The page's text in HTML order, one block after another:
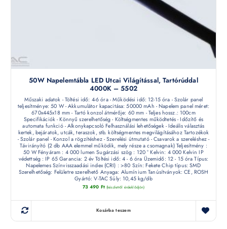
50W Napelemtábla LED Utcai Világítással, Tartórúddal
4000K – 5502
Műszaki adatok - Töltési idő: 4-6 óra - Működési idő: 12-15 óra - Szolár panel
teljesítménye: 50 W - Akkumulátor kapacitása: 50000 mAh - Napelem panel méret:
670x445x18 mm - Tartó konzol átmérője: 60 mm - Teljes hossz.: 100cm
Specifikációk - Könnyű szerelhetőség - Költségmentes működtetés - Időzítő és
automata funkció - Alkonykapcsoló Felhasználási lehetőségek - Ideális választás
kertek, bejáratok, utcák, teraszok, stb. költségmentes megvilágításához Tartozékok
- Szolár panel - Konzol a rögzítéshez - Szerelési útmutató - Csavarok a szereléshez -
Távirányító (2 db AAA elemmel működik, mely része a csomagnak) Teljesítmény :
50 W Fényáram : 4 000 lumen Sugárzási szög : 120 ° Kelvin: 4 000 Kelvin IP
védettség : IP 65 Garancia: 2 év Töltési idő: 4 - 6 óra Üzemidő: 12 - 15 óra Típus:
Napelemes Színvisszaadási index (CRI) : >80 Szín: Fekete Chip típus: SMD
Szerelhetőség: Felületre szerelhető Anyaga: Alumínium Tanúsítványok: CE, ROSH
Gyártó: V-TAC Súly: 10,45 kg/db
73 490 Ft (készletről érdeklődjön)
Kosárba teszem